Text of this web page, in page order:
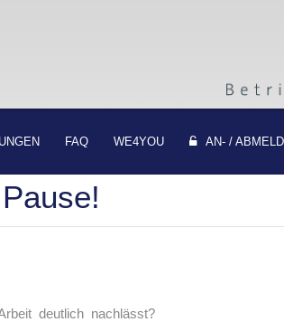
FAQ WE4YOU AN- /
deutlich nachlässt?